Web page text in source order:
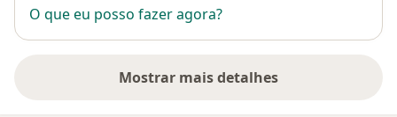
O que eu posso fazer agora?
Mostrar mais detalhes
sobre o endereço